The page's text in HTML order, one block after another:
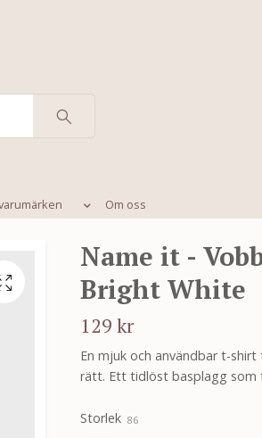
Om oss
Name it -
Bright White
129 kr
En mjuk och användbar t-
rätt. Ett tidlöst basplagg som
Storlek 86